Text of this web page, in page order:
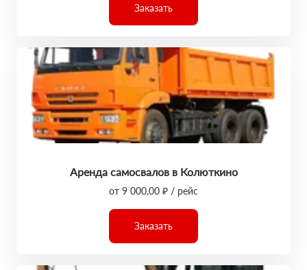
Заказать
Аренда самосвалов в Колюткино
от 9 000,00 ₽ / рейс
Заказать